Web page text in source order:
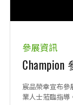
參展資訊
宸品榮幸宣布
業人士蒞臨指導